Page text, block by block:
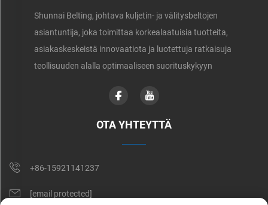
Shunnai Belting, johtava kuljetin- ja välitysbeltojen
asiantuntija, joka toimittaa korkealaatuisia tuotteita,
asiakaskeskeistä innovaatiota ja luotettuja ratkaisuja
teollisuuden alalla optimaaliseen suorituskykyyn
OTA YHTEYTTÄ
+86-15921141237
[email protected]